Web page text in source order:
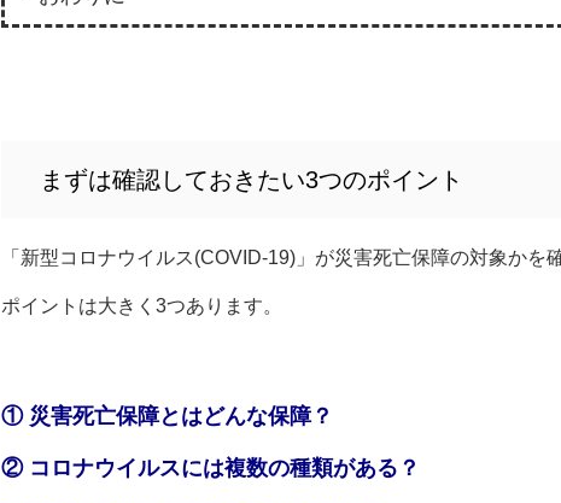
まずは確認しておきたい3つのポイント
「新型コロナウイルス(COVID-19)」が災害死亡保障の対象かを
ポイントは大きく3つあります。
① 災害死亡保障とはどんな保障？
② コロナウイルスには複数の種類がある？